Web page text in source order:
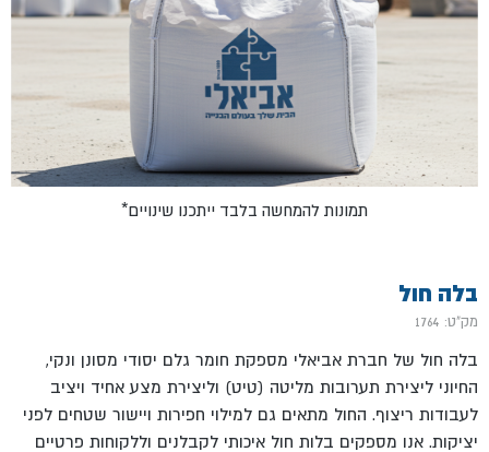
בלה חול
מק"ט: 1764
בלה חול של חברת אביאלי מספקת חומר גלם יסודי מסונן ונקי,
החיוני ליצירת תערובות מליטה (טיט) וליצירת מצע אחיד ויציב
לעבודות ריצוף. החול מתאים גם למילוי חפירות ויישור שטחים לפני
יציקות. אנו מספקים בלות חול איכותי לקבלנים וללקוחות פרטיים
*תמונות להמחשה בלבד ייתכנו שינויים